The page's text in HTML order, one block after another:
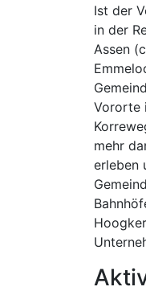
Ist der
in der
Assen
Vororte
mehr
erleben